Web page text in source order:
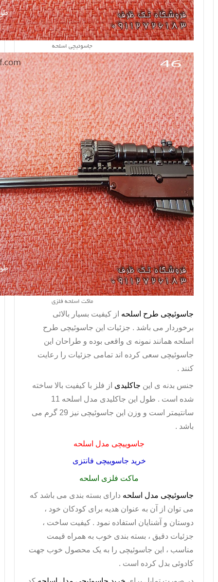
جاسوئیچی اسلحه
ماکت اسلحه فلزی
جاسوئیچی طرح اسلحه از کیفیت بسیار بالائی
برخوردار می باشد . جزئیات این جاسوئیچی طرح
اسلحه همانند نمونه ی واقعی بوده و طراحان این
جاسوئیچی سعی کرده اند تمامی جزئیات را رعایت
کنند .
جنس بدنه ی این جاکلیدی از فلز با کیفیت بالا ساخته
شده است . طول این جاکلیدی مدل اسلحه 11
سانتیمتر است و وزن این جاسوئیچی نیز 29 گرم می
باشد .
جاسوییچی مدل اسلحه
خرید جاسوییچی فانتزی
ماکت فلزی اسلحه
جاسوئیچی مدل اسلحه دارای بسته بندی می باشد که
می توان از آن به عنوان هدیه برای کودکان خود ،
دوستان و آشنایان استفاده نمود . کیفیت ساخت ،
جزئیات دقیق ، بسته بندی خوب به همراه قیمت
مناسب ، این جاسوئیچی را به یک محصول خوب جهت
کادوئی بدل کرده است .